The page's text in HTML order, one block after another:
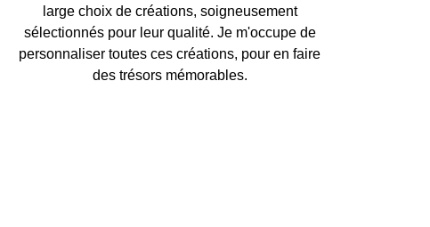
large choix de créations, soigneusement
sélectionnés pour leur qualité. Je m'occupe de
personnaliser toutes ces créations, pour en faire
des trésors mémorables.